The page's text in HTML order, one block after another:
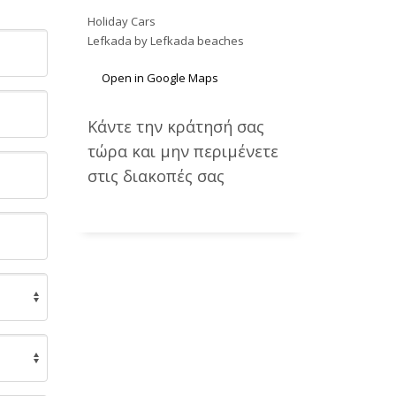
Holiday Cars
Lefkada by Lefkada beaches
Open in Google Maps
Κάντε την κράτησή σας
τώρα και μην περιμένετε
στις διακοπές σας